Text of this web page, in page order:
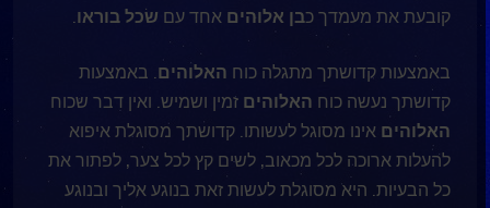
קובעת את מעמדך כבן אלוהיםאחד עםשׂכל בוראו.
באמצעות קדושתך מתגלה כוח האלוהים. באמצעות
קדושתך נעשה כוח האלוהיםזמין ושמיש. ואין דבר שכוח
האלוהיםאינו מסוגל לעשותו. קדושתך מסוגלת איפוא
להעלות ארוכה לכל מכאוב, לשים קץ לכל צער, לפתור את
כל הבעיות. היא מסוגלת לעשות זאת בנוגע אליך ובנוגע